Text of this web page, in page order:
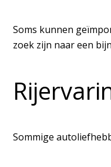
Soms kunnen
zoek zijn naar een
Sommige